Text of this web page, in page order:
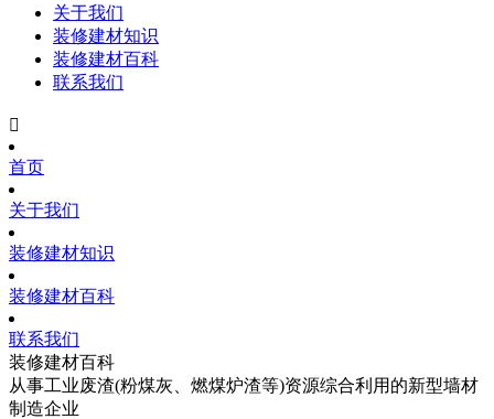
关于我们
装修建材知识
装修建材百科
联系我们

首页
关于我们
装修建材知识
装修建材百科
联系我们
装修建材百科
从事工业废渣(粉煤灰、燃煤炉渣等)资源综合利用的新型墙材
制造企业